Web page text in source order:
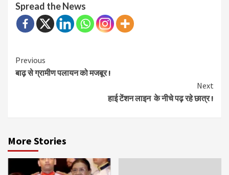
Spread the News
Continue
Reading
Previous
बाढ़ से ग्रामीण पलायन को मजबूर !
Next
हाई टेंशन लाइन के नीचे पढ़ रहे छात्र !
More Stories